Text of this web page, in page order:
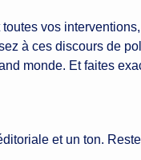
vos
à ces discours de
monde. Et faites
et un ton.